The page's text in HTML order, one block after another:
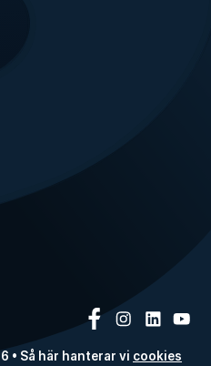
• Så här hanterar vi cookies